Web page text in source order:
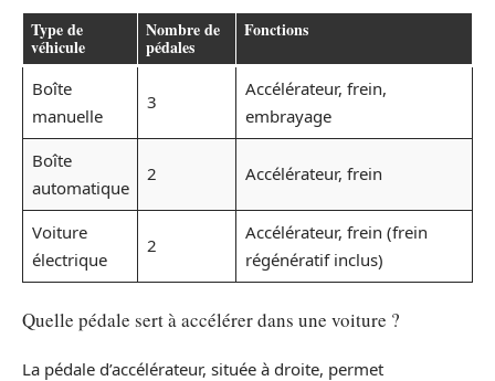
Type de
véhicule
Nombre de
pédales
Fonctions
Boîte
manuelle
3
Accélérateur, frein,
embrayage
Boîte
automatique
2 Accélérateur, frein
Voiture
électrique
2
Accélérateur, frein (frein
régénératif inclus)
Quelle pédale sert à accélérer dans une voiture ?
La pédale d’accélérateur, située à droite, permet